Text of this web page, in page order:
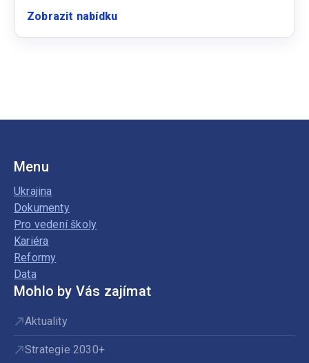
Zobrazit nabídku:
Menu
Ukrajina
Dokumenty
Pro vedení školy
Kariéra
Reformy
Data
Mohlo by Vás zajímat
Aktuality
Strategie 2030+